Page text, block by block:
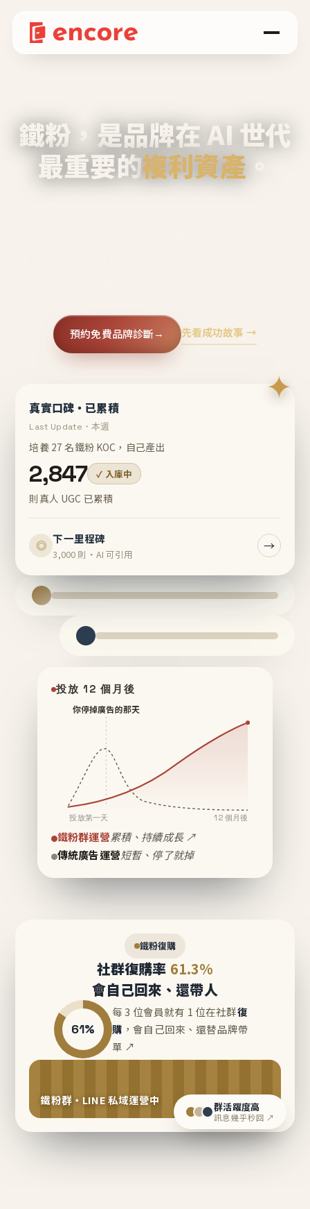
鐵粉，是品牌在 AI 世代
最重要的複利資產 。
預約免費品牌診斷→ 先看成功故事 →
✦
真實口碑・已累積
Last Update・本週
培養 27 名鐵粉 KOC，自己產出
2,847 ✓ 入庫中
則真人 UGC 已累積
◎ 下一里程碑
3,000 則・AI 可引用
→
投放 12 個月後
你停掉廣告的那天
投放第一天 12 個月後
鐵粉群運營累積、持續成長 ↗
傳統廣告運營短暫、停了就掉
鐵粉復購
社群復購率 61.3%
會自己回來、還帶人
61%
每 3 位會員就有 1 位在社群復
購 ，會自己回來、還替品牌帶
單 ↗
鐵粉群・LINE 私域運營中 群活躍度高
訊息幾乎秒回 ↗